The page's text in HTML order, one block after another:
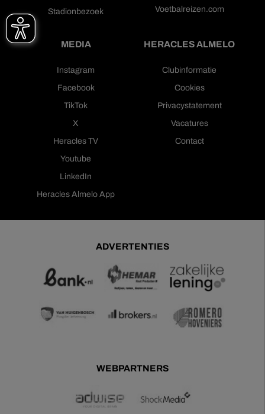
Stadionbezoek
Voetbalreizen.com
MEDIA
Instagram
Facebook
TikTok
X
Heracles TV
Youtube
LinkedIn
Heracles Almelo App
HERACLES ALMELO
Clubinformatie
Cookies
Privacystatement
Vacatures
Contact
ADVERTENTIES
WEBPARTNERS